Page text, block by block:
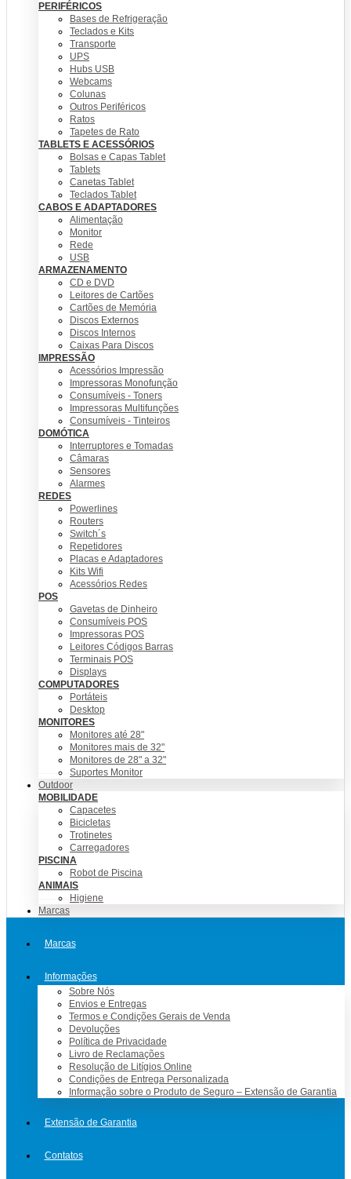
PERIFÉRICOS
Bases de Refrigeração
Teclados e Kits
Transporte
UPS
Hubs USB
Webcams
Colunas
Outros Periféricos
Ratos
Tapetes de Rato
TABLETS E ACESSÓRIOS
Bolsas e Capas Tablet
Tablets
Canetas Tablet
Teclados Tablet
CABOS E ADAPTADORES
Alimentação
Monitor
Rede
USB
ARMAZENAMENTO
CD e DVD
Leitores de Cartões
Cartões de Memória
Discos Externos
Discos Internos
Caixas Para Discos
IMPRESSÃO
Acessórios Impressão
Impressoras Monofunção
Consumíveis - Toners
Impressoras Multifunções
Consumíveis - Tinteiros
DOMÓTICA
Interruptores e Tomadas
Câmaras
Sensores
Alarmes
REDES
Powerlines
Routers
Switch´s
Repetidores
Placas e Adaptadores
Kits Wifi
Acessórios Redes
POS
Gavetas de Dinheiro
Consumíveis POS
Impressoras POS
Leitores Códigos Barras
Terminais POS
Displays
COMPUTADORES
Portáteis
Desktop
MONITORES
Monitores até 28"
Monitores mais de 32"
Monitores de 28" a 32"
Suportes Monitor
Outdoor
MOBILIDADE
Capacetes
Bicicletas
Trotinetes
Carregadores
PISCINA
Robot de Piscina
ANIMAIS
Higiene
Marcas
Marcas
Informações
Sobre Nós
Envios e Entregas
Termos e Condições Gerais de Venda
Devoluções
Política de Privacidade
Livro de Reclamações
Resolução de Litígios Online
Condições de Entrega Personalizada
Informação sobre o Produto de Seguro – Extensão de Garantia
Extensão de Garantia
Contatos